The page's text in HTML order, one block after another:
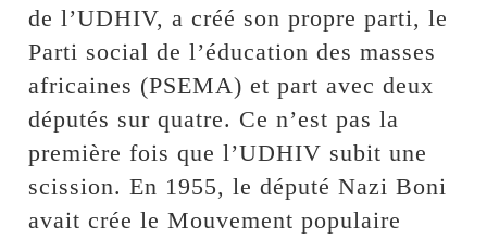
de l’UDHIV, a créé son propre parti, le
Parti social de l’éducation des masses
africaines (PSEMA) et part avec deux
députés sur quatre. Ce n’est pas la
première fois que l’UDHIV subit une
scission. En 1955, le député Nazi Boni
avait crée le Mouvement populaire